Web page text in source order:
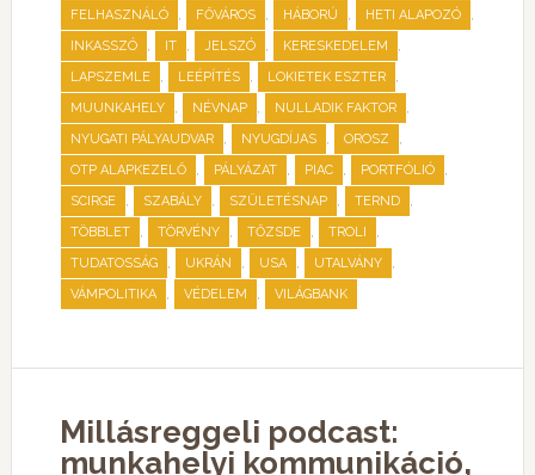
FELHASZNÁLÓ , FŐVÁROS , HÁBORÚ , HETI ALAPOZÓ ,
INKASSZÓ , IT , JELSZÓ , KERESKEDELEM ,
LAPSZEMLE , LEÉPÍTÉS , LOKIETEK ESZTER ,
MUUNKAHELY , NÉVNAP , NULLADIK FAKTOR ,
NYUGATI PÁLYAUDVAR , NYUGDÍJAS , OROSZ ,
OTP ALAPKEZELŐ , PÁLYÁZAT , PIAC , PORTFÓLIÓ ,
SCIRGE , SZABÁLY , SZÜLETÉSNAP , TERND ,
TÖBBLET , TÖRVÉNY , TŐZSDE , TROLI ,
TUDATOSSÁG , UKRÁN , USA , UTALVÁNY ,
VÁMPOLITIKA , VÉDELEM , VILÁGBANK
Millásreggeli podcast:
munkahelyi kommunikáció,